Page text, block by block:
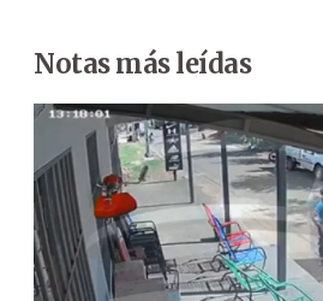
Notas más leídas